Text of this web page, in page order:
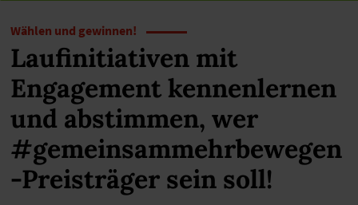
Wählen und gewinnen!
Laufinitiativen mit
Engagement kennenlernen
und abstimmen, wer
#gemeinsammehrbewegen
-Preisträger sein soll!